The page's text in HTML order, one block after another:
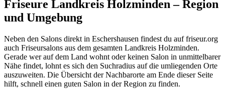
Friseure Landkreis Holzminden – Region
und Umgebung
Neben den Salons direkt in Eschershausen findest du auf friseur.org
auch Friseursalons aus dem gesamten Landkreis Holzminden.
Gerade wer auf dem Land wohnt oder keinen Salon in unmittelbarer
Nähe findet, lohnt es sich den Suchradius auf die umliegenden Orte
auszuweiten. Die Übersicht der Nachbarorte am Ende dieser Seite
hilft, schnell einen guten Salon in der Region zu finden.